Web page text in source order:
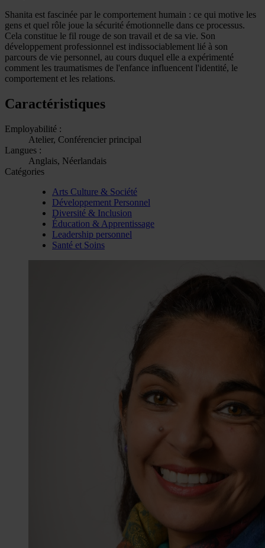
Shanita est fascinée par le comportement humain : ce qui motive les
gens et quel rôle joue la sécurité émotionnelle dans ce processus.
Cela constitue le fil rouge de son travail et de sa vie. Son
développement professionnel est indissociablement lié à son
parcours de vie personnel, au cours duquel elle a expérimenté
comment les traumatismes de l'enfance influencent l'identité, le
comportement et les relations.
Caractéristiques
Employabilité :
Atelier, Conférencier principal
Langues :
Anglais, Néerlandais
Catégories
Arts Culture & Société
Développement Personnel
Diversité & Inclusion
Éducation & Apprentissage
Leadership personnel
Santé et Soins